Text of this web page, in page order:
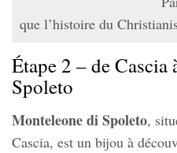
que l’histoire du
Étape 2 – de
Spoleto
Monteleone di Spoleto,
Cascia, est un bijou à